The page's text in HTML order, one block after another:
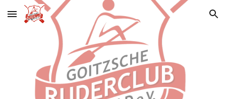
Skip to main content Skip to navigation